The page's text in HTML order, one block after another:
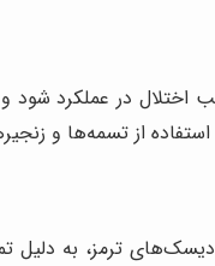
اختلال در عملکرد
از تسمه‌ها و
ترمز، به دلیل